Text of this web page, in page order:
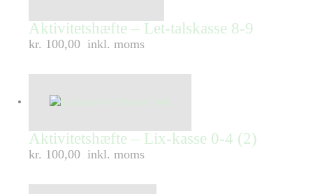
Aktivitetshæfte – Let-talskasse 8-9
kr. 100,00 inkl. moms
Aktivitetshæfte – Lix-kasse 0-4 (2)
kr. 100,00 inkl. moms